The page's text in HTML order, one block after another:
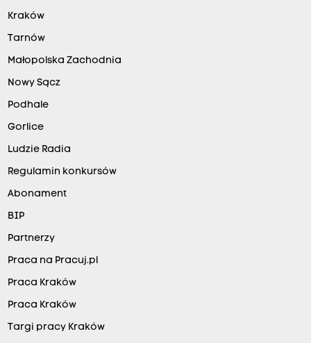
Kraków
Tarnów
Małopolska Zachodnia
Nowy Sącz
Podhale
Gorlice
Ludzie Radia
Regulamin konkursów
Abonament
BIP
Partnerzy
Praca na Pracuj.pl
Praca Kraków
Praca Kraków
Targi pracy Kraków